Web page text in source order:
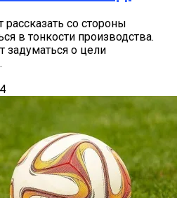
рассказать со стороны
в тонкости производства.
задуматься о цели